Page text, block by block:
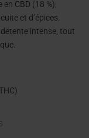
CBD (18 %),
et d’épices.
intense, tout